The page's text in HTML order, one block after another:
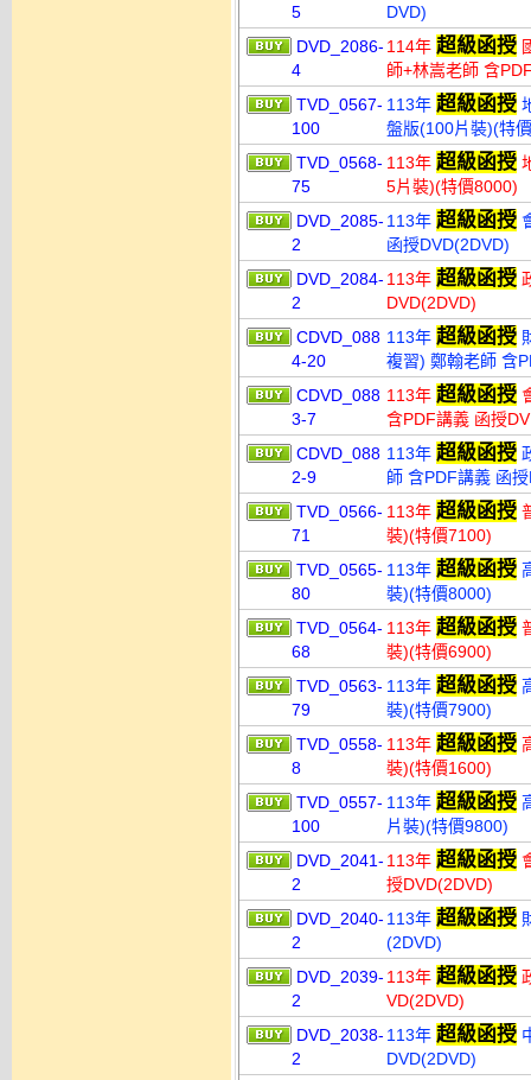
5
DVD)
DVD_2086-
4
114年 超級函授
師+林嵩老師 含
TVD_0567-
100
113年 超級函授
盤版(100片裝)(特
TVD_0568-
75
113年 超級函授
5片裝)(特價8000)
DVD_2085-
2
113年 超級函授
函授DVD(2DVD)
DVD_2084-
2
113年 超級函授
DVD(2DVD)
CDVD_088
4-20
113年 超級函授
複習) 鄭翰老師 含
CDVD_088
3-7
113年 超級函授
含PDF講義 函授
CDVD_088
2-9
113年 超級函授
師 含PDF講義 函
TVD_0566-
71
113年 超級函授
裝)(特價7100)
TVD_0565-
80
113年 超級函授
裝)(特價8000)
TVD_0564-
68
113年 超級函授
裝)(特價6900)
TVD_0563-
79
113年 超級函授
裝)(特價7900)
TVD_0558-
8
113年 超級函授
裝)(特價1600)
TVD_0557-
100
113年 超級函授
片裝)(特價9800)
DVD_2041-
2
113年 超級函授
授DVD(2DVD)
DVD_2040-
2
113年 超級函授
(2DVD)
DVD_2039-
2
113年 超級函授
VD(2DVD)
DVD_2038-
2
113年 超級函授
DVD(2DVD)